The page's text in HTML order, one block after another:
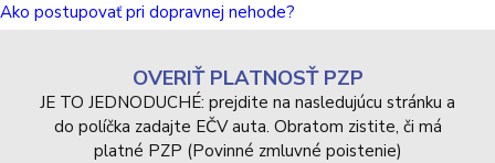
Ako postupovať pri dopravnej nehode?
OVERIŤ PLATNOSŤ PZP
JE TO JEDNODUCHÉ: prejdite na nasledujúcu stránku a
do políčka zadajte EČV auta. Obratom zistite, či má
platné PZP (Povinné zmluvné poistenie)